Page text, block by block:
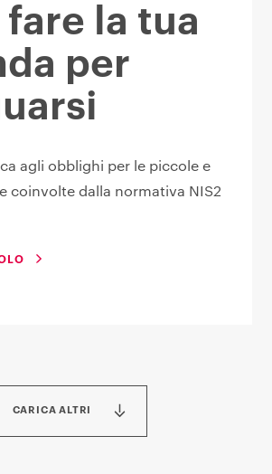
fare la tua
per
agli obblighi per le piccole e
coinvolte dalla normativa NIS2
CARICA ALTRI